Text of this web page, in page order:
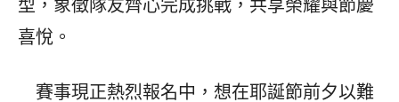
型，象徵隊友齊心完成挑戰，共享榮耀與節慶
喜悅。
賽事現正熱烈報名中，想在耶誕節前夕以難